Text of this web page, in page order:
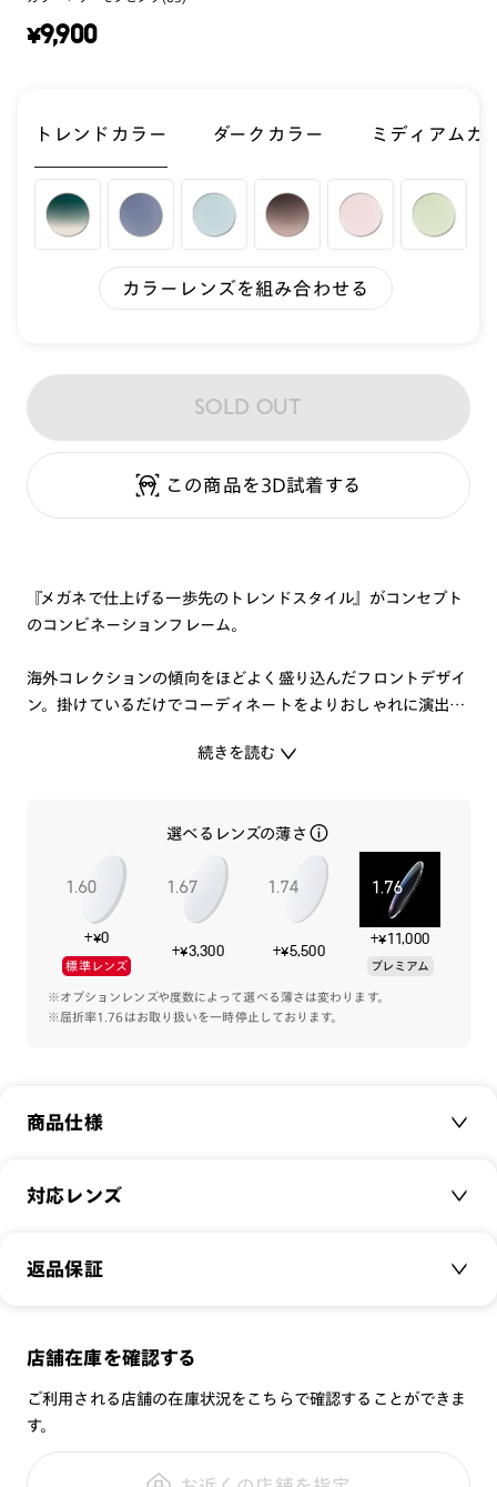
¥9,900
トレンドカラー ダークカラー ミディアムカ
カラーレンズを組み合わせる
SOLD OUT
この商品を3D試着する
『メガネで仕上げる一歩先のトレンドスタイル』がコンセプト
のコンビネーションフレーム。
海外コレクションの傾向をほどよく盛り込んだフロントデザイ
ン。掛けているだけでコーディネートをよりおしゃれに演出す
シックなアースカラーや透け感のあるシアーなどトレンドを意
人よりも先行くファッションを楽しみたい、個性的なスタイル
を取り入れたい方におススメのメガネです。
続きを読む
選べるレンズの薄さ
+¥0
標準レンズ
+¥3,300 +¥5,500
+¥11,000
プレミアム
※オプションレンズや度数によって選べる薄さは変わります。
※屈折率1.76はお取り扱いを一時停止しております。
商品仕様
商品名：
サイズ：
シリーズ： TODAY
性別： WOMEN
鼻パッド：
対応レンズ
クリアレンズ（常用・老眼鏡用）
JINS SCREEN
可視光調光UVダブルカットレンズ
可視光調光SCREEN
調光レンズ
返品保証
メガネの度数が合わなくなっても、
全国の店舗で無料フィッティング
修理のご相談もいつでもお気軽に
店舗在庫を確認する
ご利用される店舗の在庫状況をこちらで確認することができま
す。